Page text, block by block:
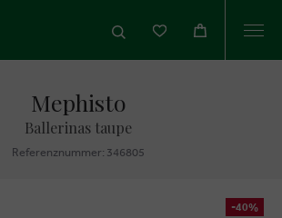
Mephisto
Ballerinas taupe
Referenznummer: 346805
-40%